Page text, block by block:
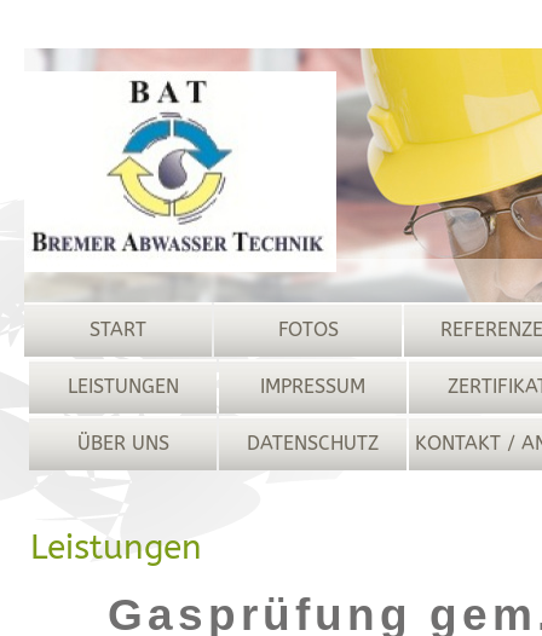
START FOTOS
LEISTUNGEN IMPRESSUM
ÜBER UNS DATENSCHUTZ KONTAKT /
Leistungen
Gasprüfung